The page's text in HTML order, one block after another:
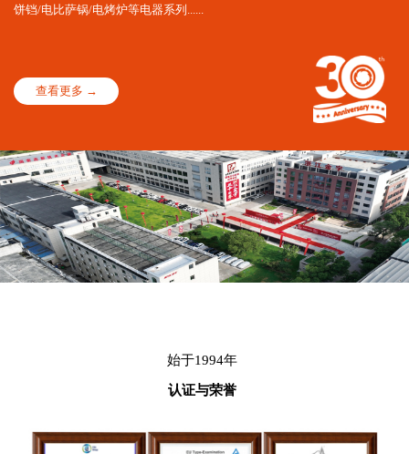
饼铛/电比萨锅/电烤炉等电器系列......
查看更多 →
始于1994年
认证与荣誉